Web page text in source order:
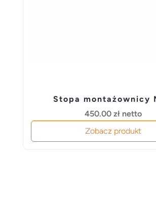
Stopa montażownicy
450.00zł netto
Zobacz produkt